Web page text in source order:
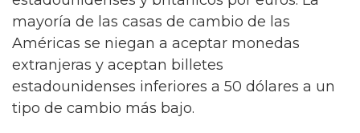
mayoría de las casas de cambio de las
Américas se niegan a aceptar monedas
extranjeras y aceptan billetes
estadounidenses inferiores a 50 dólares a un
tipo de cambio más bajo.